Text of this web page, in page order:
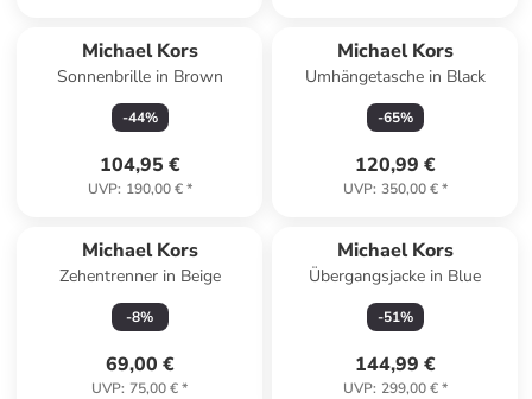
Michael Kors
Sonnenbrille in Brown
-44%
104,95 €
UVP: 190,00 €*
Michael Kors
Umhängetasche in Black
-65%
120,99 €
UVP: 350,00 €*
Michael Kors
Zehentrenner in Beige
-8%
69,00 €
UVP: 75,00 €*
Michael Kors
Übergangsjacke in Blue
-51%
144,99 €
UVP: 299,00 €*